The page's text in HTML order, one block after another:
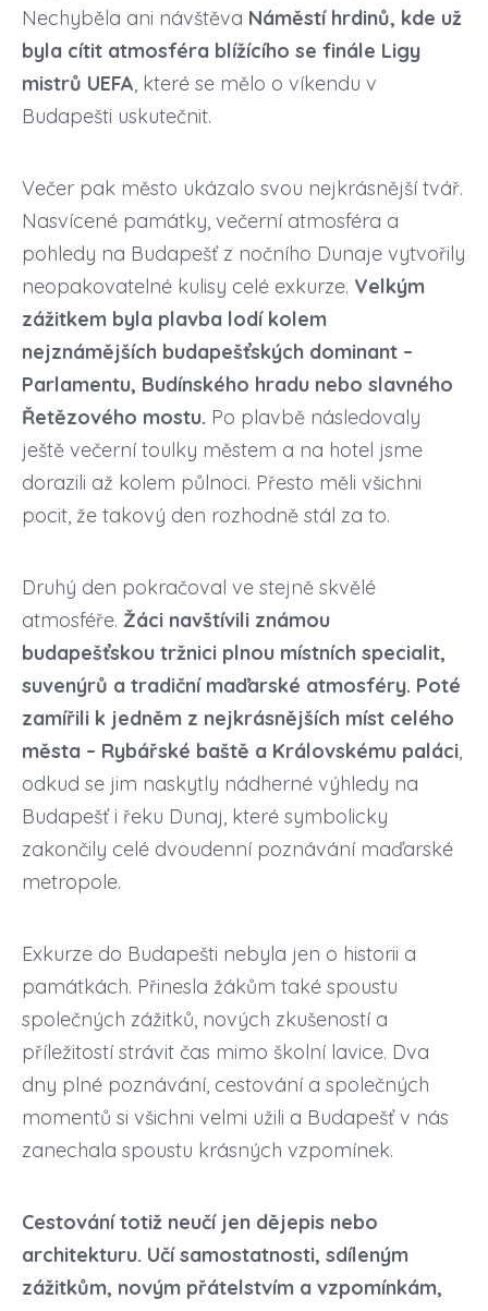
Nechyběla ani návštěva Náměstí hrdinů, kde už
byla cítit atmosféra blížícího se finále Ligy
mistrů UEFA, které se mělo o víkendu v
Budapešti uskutečnit.
Večer pak město ukázalo svou nejkrásnější tvář.
Nasvícené památky, večerní atmosféra a
pohledy na Budapešť z nočního Dunaje vytvořily
neopakovatelné kulisy celé exkurze. Velkým
zážitkem byla plavba lodí kolem
nejznámějších budapešťských dominant –
Parlamentu, Budínského hradu nebo slavného
Řetězového mostu. Po plavbě následovaly
ještě večerní toulky městem a na hotel jsme
dorazili až kolem půlnoci. Přesto měli všichni
pocit, že takový den rozhodně stál za to.
Druhý den pokračoval ve stejně skvělé
atmosféře. Žáci navštívili známou
budapešťskou tržnici plnou místních specialit,
suvenýrů a tradiční maďarské atmosféry. Poté
zamířili k jedněm z nejkrásnějších míst celého
města – Rybářské baště a Královskému paláci,
odkud se jim naskytly nádherné výhledy na
Budapešť i řeku Dunaj, které symbolicky
zakončily celé dvoudenní poznávání maďarské
metropole.
Exkurze do Budapešti nebyla jen o historii a
památkách. Přinesla žákům také spoustu
společných zážitků, nových zkušeností a
příležitostí strávit čas mimo školní lavice. Dva
dny plné poznávání, cestování a společných
momentů si všichni velmi užili a Budapešť v nás
zanechala spoustu krásných vzpomínek.
Cestování totiž neučí jen dějepis nebo
architekturu. Učí samostatnosti, sdíleným
zážitkům, novým přátelstvím a vzpomínkám,